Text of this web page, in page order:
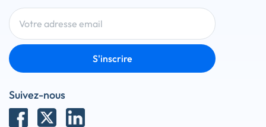
S'inscrire
Suivez-nous